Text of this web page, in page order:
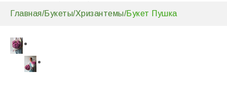
Главная/Букеты/Хризантемы/Букет Пушка